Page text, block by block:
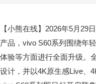
【小熊在线】2026年5月29
产品，vivo S60系列围绕年
体验等方面进行全面升级。
设计，并以4K原生感Live、